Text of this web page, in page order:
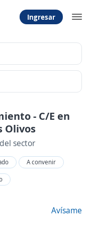
Ingresar
- C/E en
Olivos
sector
A convenir
Avísame